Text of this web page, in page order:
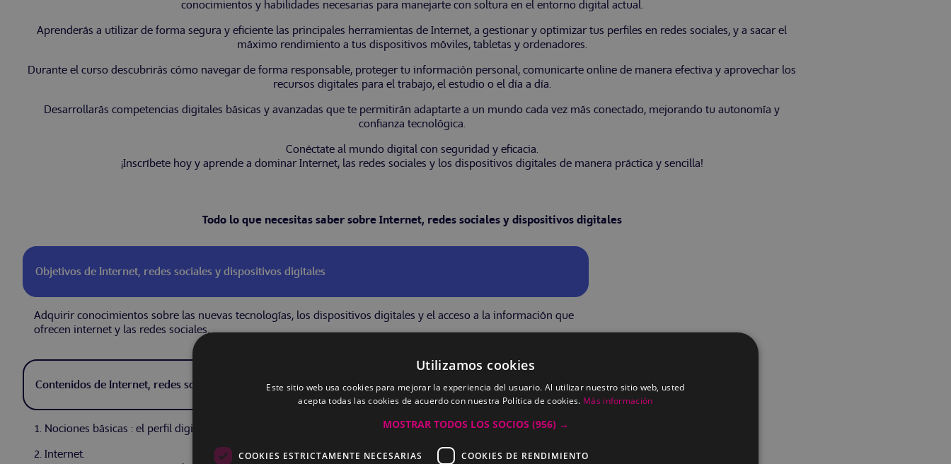
conocimientos y habilidades necesarias para manejarte con soltura en el entorno digital actual.
Aprenderás a utilizar de forma segura y eficiente las principales herramientas de Internet, a gestionar y optimizar tus perfiles en redes sociales, y a sacar el
máximo rendimiento a tus dispositivos móviles, tabletas y ordenadores.
Durante el curso descubrirás cómo navegar de forma responsable, proteger tu información personal, comunicarte online de manera efectiva y aprovechar los
recursos digitales para el trabajo, el estudio o el día a día.
Desarrollarás competencias digitales básicas y avanzadas que te permitirán adaptarte a un mundo cada vez más conectado, mejorando tu autonomía y
confianza tecnológica.
Conéctate al mundo digital con seguridad y eficacia.
¡Inscríbete hoy y aprende a dominar Internet, las redes sociales y los dispositivos digitales de manera práctica y sencilla!
Todo lo que necesitas saber sobre Internet, redes sociales y dispositivos digitales
Objetivos de Internet, redes sociales y dispositivos digitales
Adquirir conocimientos sobre las nuevas tecnologías, los dispositivos digitales y el acceso a la información que
ofrecen internet y las redes sociales.
Contenidos de Internet, redes sociales y dispositivos digitales
1. Nociones básicas : el perfil digital.
2. Internet.
Utilizamos cookies
Este sitio web usa cookies para mejorar la experiencia del usuario. Al utilizar nuestro sitio web, usted
acepta todas las cookies de acuerdo con nuestra Política de cookies. Más información
MOSTRAR TODOS LOS SOCIOS (956) →
COOKIES ESTRICTAMENTE NECESARIAS COOKIES DE RENDIMIENTO